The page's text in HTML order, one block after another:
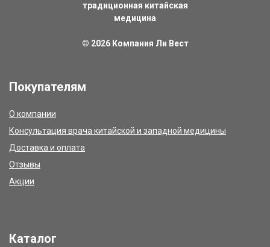
традиционная китайская
медицина
© 2026 Компания Ли Вест
Покупателям
О компании
Консультация врача китайской и западной медицины
Доставка и оплата
Отзывы
Акции
Каталог